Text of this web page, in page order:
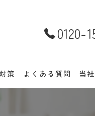
0120-
策 よくある質問 当